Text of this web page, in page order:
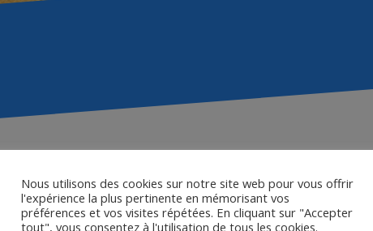
Perdrix
Nous utilisons des cookies sur notre site web pour vous offrir
l'expérience la plus pertinente en mémorisant vos
préférences et vos visites répétées. En cliquant sur "Accepter
tout", vous consentez à l'utilisation de tous les cookies.